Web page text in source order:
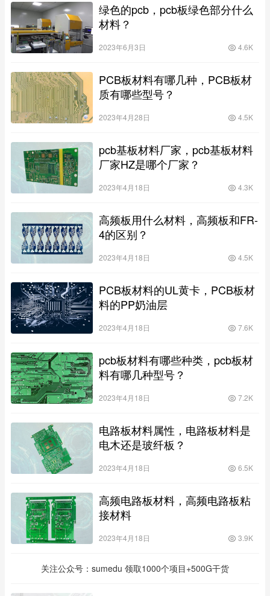
绿色的pcb，pcb板绿色部分什么
材料？
2023年6月3日 4.6K
PCB板材料有哪几种，PCB板材
质有哪些型号？
2023年4月28日 4.5K
pcb基板材料厂家，pcb基板材料
厂家HZ是哪个厂家？
2023年4月18日 4.3K
高频板用什么材料，高频板和FR-
4的区别？
2023年4月18日 4.5K
PCB板材料的UL黄卡，PCB板材
料的PP奶油层
2023年4月18日 7.6K
pcb板材料有哪些种类，pcb板材
料有哪几种型号？
2023年4月18日 7.2K
电路板材料属性，电路板材料是
电木还是玻纤板？
2023年4月18日 6.5K
高频电路板材料，高频电路板粘
接材料
2023年4月18日 3.9K
关注公众号：sumedu 领取1000个项目+500G干货